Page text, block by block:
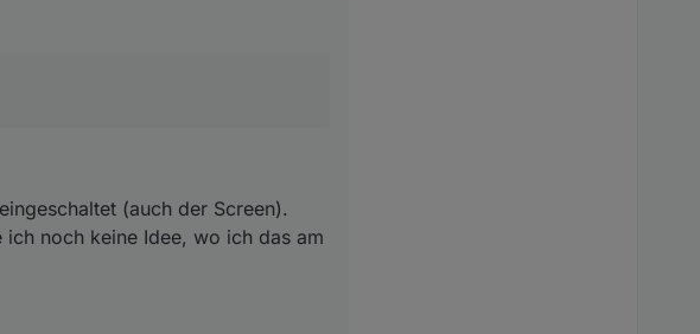
(auch der Screen).
noch keine Idee, wo ich das am